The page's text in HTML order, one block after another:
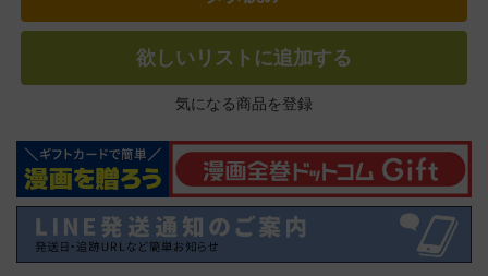
欲しいリストに追加する
気になる商品を登録